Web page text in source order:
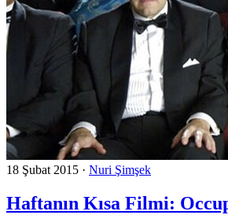
18 Şubat 2015 · Nuri Şimşek
Haftanın Kısa Filmi: